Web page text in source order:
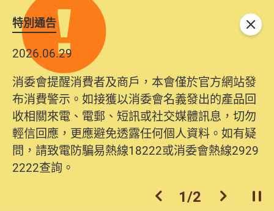
特別通告
2026.06.29
消委會提醒消費者及商戶，本會僅於官方網站發
布消費警示。如接獲以消委會名義發出的產品回
收相關來電、電郵、短訊或社交媒體訊息，切勿
輕信回應，更應避免透露任何個人資料。如有疑
問，請致電防騙易熱線18222或消委會熱線2929
2222查詢。
上一個
1/2 下一個開
關閉